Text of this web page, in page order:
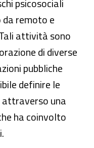
psicosociali
remoto e
attività sono
di diverse
pubbliche
definire le
una
ha coinvolto